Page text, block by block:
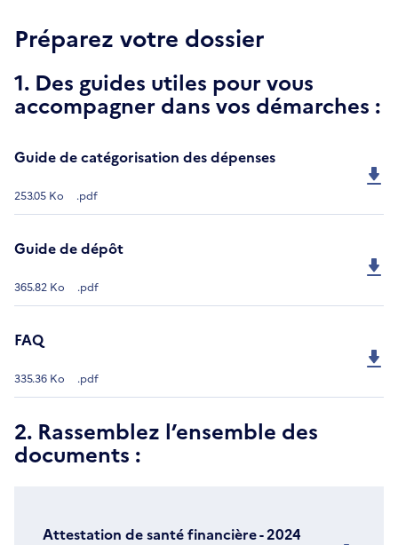
Préparez votre dossier
1. Des guides utiles pour vous
accompagner dans vos démarches :
Guide de catégorisation des dépenses
253.05 Ko .pdf
Guide de dépôt
365.82 Ko .pdf
FAQ
335.36 Ko .pdf
2. Rassemblez l’ensemble des
documents :
Attestation de santé financière - 2024